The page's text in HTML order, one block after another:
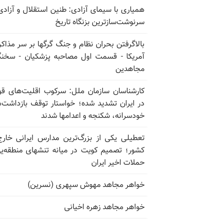
همیاری با سیمای آزادی: طنین استقلال و
سرنوشت‌سازترین بزنگاه تاریخ
بالا‌گرفتن بحران نظام و جنگ گرگها بر سر
آمریکا - قسمت اول مصاحبه پزشکیان -
مجاهدین
کارشناسان سازمان ملل: سرکوب اقلیت‌های
در ایران تشدید شده؛ خواستار توقف
خودسرانه، شکنجه و اعدامها شدند
تعطیلی یکی از بزرگ‌ترین مدارس ایرانی
کشور؛ تصمیم کویت در میانه تنشهای
حملات اخیر ایران
خواهر مجاهد مهوش سپهری (نسرین)
خواهر مجاهد زهره اخیانی